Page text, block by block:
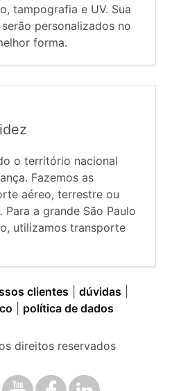
tampografia e UV. Sua
personalizados no
forma.
o território nacional
Fazemos as
aéreo, terrestre ou
a grande São Paulo
utilizamos transporte
clientes dúvidas
política de dados
direitos reservados